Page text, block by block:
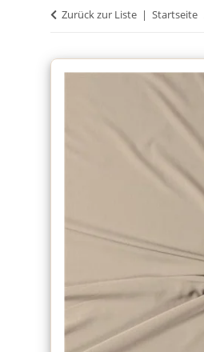
Zurück zur Liste Startseite